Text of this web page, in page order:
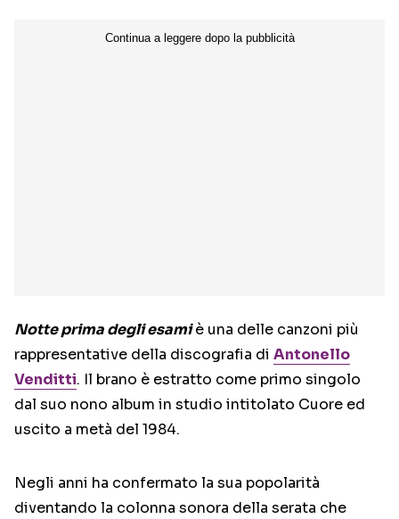
Notte prima degli esamiè una delle canzoni più
rappresentative della discografia di Antonello
Venditti. Il brano è estratto come primo singolo
dal suo nono album in studio intitolato Cuore ed
uscito a metà del 1984.
Negli anni ha confermato la sua popolarità
diventando la colonna sonora della serata che